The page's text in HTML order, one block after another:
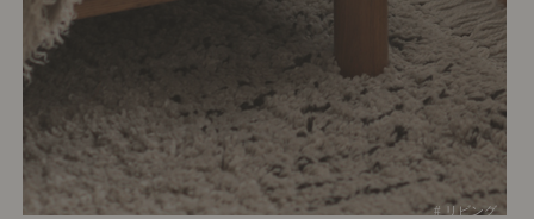
# リビング